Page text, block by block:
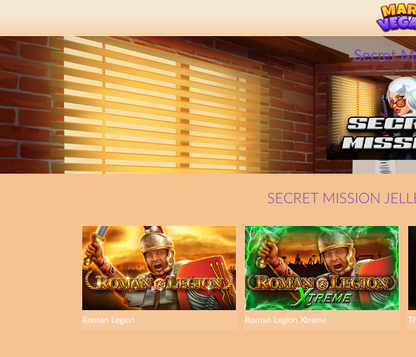
Secret
SECRET MISSION
Roman Legion Roman Legion Xtreme